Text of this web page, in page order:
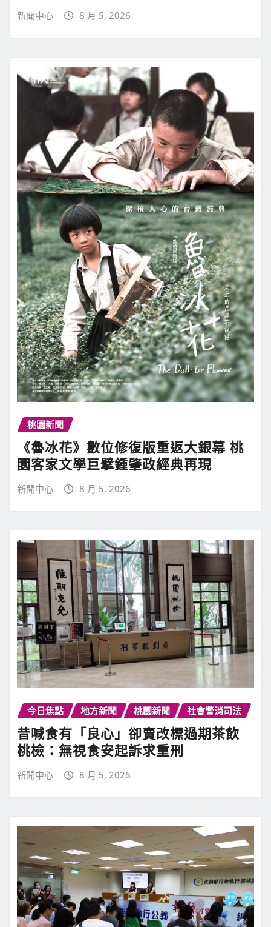
新聞中心 8 月 5, 2026
桃園新聞
《魯冰花》數位修復版重返大銀幕 桃
園客家文學巨擘鍾肇政經典再現
新聞中心 8 月 5, 2026
今日焦點 地方新聞 桃園新聞 社會警消司法
昔喊食有「良心」卻賣改標過期茶飲
桃檢：無視食安起訴求重刑
新聞中心 8 月 5, 2026